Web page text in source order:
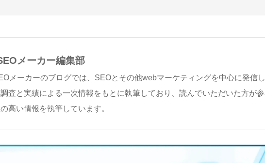
メーカー編集部
メーカーのブログでは、SEOとその他webマーケティングを中心に発信
査と実績による一次情報をもとに執筆しており、読んでいただいた方が
高い情報を執筆しています。